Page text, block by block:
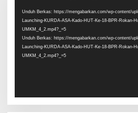
Unduh Berkas: https://mengabarkan.com/wp-content/
Launching-KURDA-ASA-Kado-HUT-Ke-18-BPR-Rokan-
UMKM_4_2.mp4?_=5
Unduh Berkas: https://mengabarkan.com/wp-content/
Launching-KURDA-ASA-Kado-HUT-Ke-18-BPR-Rokan-
UMKM_4_2.mp4?_=5